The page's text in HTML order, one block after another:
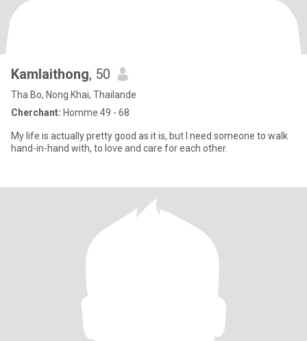
Kamlaithong, 50
Tha Bo, Nong Khai, Thailande
Cherchant: Homme 49 - 68
My life is actually pretty good as it is, but I need someone to walk
hand-in-hand with, to love and care for each other.